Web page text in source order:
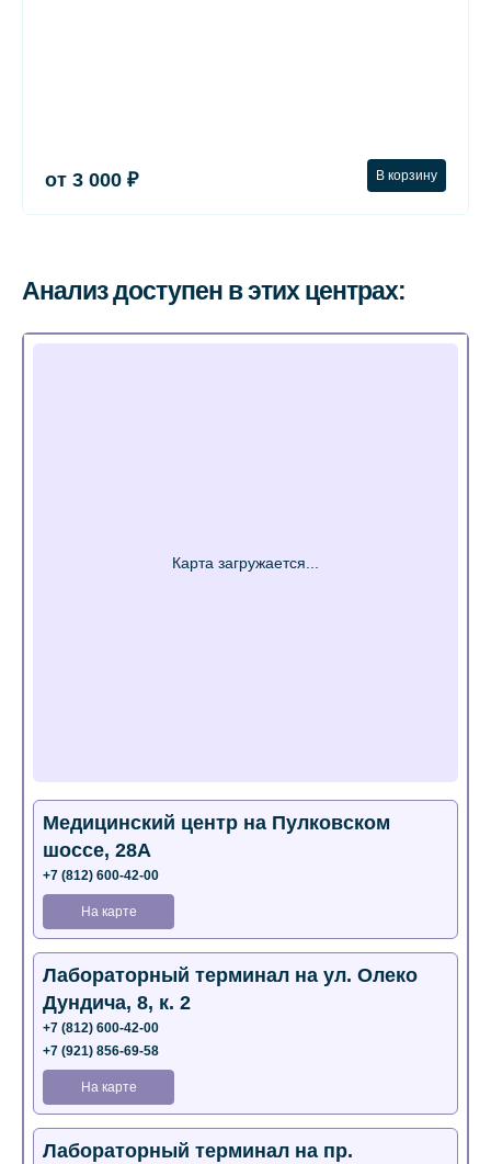
от 3 000 ₽ В корзину
Анализ доступен в этих центрах:
Медицинский центр на Пулковском
шоссе, 28А
+7 (812) 600-42-00
На карте
Лабораторный терминал на ул. Олеко
Дундича, 8, к. 2
+7 (812) 600-42-00
+7 (921) 856-69-58
На карте
Лабораторный терминал на пр.